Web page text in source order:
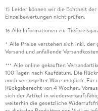
15 Leider können wir die Echtheit
Einzelbewertungen nicht prüfen.
16 Alle Informationen zur
* Alle Preise verstehen sich inkl.
Versand und anfallende
*** Alle online gekauften
100 Tagen nach Kaufdatum. Die
noch versiegelter Ware möglich.
Rückgaberecht von 4 Wochen.
sich der Artikel in
weiterhin die gesetzliche